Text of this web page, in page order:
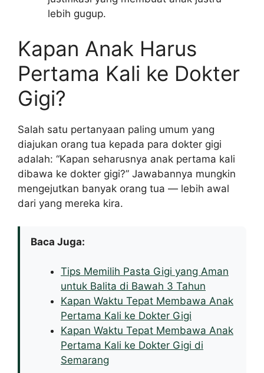
lebih gugup.
Kapan Anak Harus
Pertama Kali ke Dokter
Gigi?
Salah satu pertanyaan paling umum yang
diajukan orang tua kepada para dokter gigi
adalah: “Kapan seharusnya anak pertama kali
dibawa ke dokter gigi?” Jawabannya mungkin
mengejutkan banyak orang tua — lebih awal
dari yang mereka kira.
Baca Juga:
Tips Memilih Pasta Gigi yang Aman
untuk Balita di Bawah 3 Tahun
Kapan Waktu Tepat Membawa Anak
Pertama Kali ke Dokter Gigi
Kapan Waktu Tepat Membawa Anak
Pertama Kali ke Dokter Gigi di
Semarang